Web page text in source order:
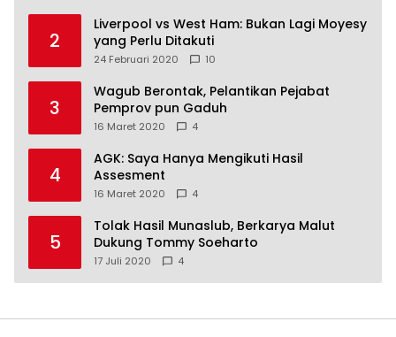
2
Liverpool vs West Ham: Bukan Lagi Moyesy
yang Perlu Ditakuti
24 Februari 2020 10
3
Wagub Berontak, Pelantikan Pejabat
Pemprov pun Gaduh
16 Maret 2020 4
4
AGK: Saya Hanya Mengikuti Hasil
Assesment
16 Maret 2020 4
5
Tolak Hasil Munaslub, Berkarya Malut
Dukung Tommy Soeharto
17 Juli 2020 4